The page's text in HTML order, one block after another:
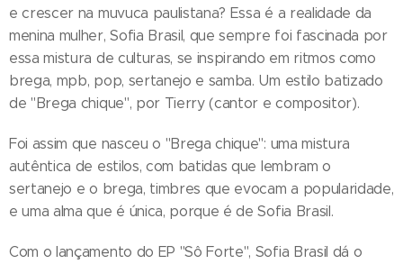
e crescer na muvuca paulistana? Essa é a realidade da
menina mulher, Sofia Brasil, que sempre foi fascinada por
essa mistura de culturas, se inspirando em ritmos como
brega, mpb, pop, sertanejo e samba. Um estilo batizado
de "Brega chique", por Tierry (cantor e compositor).
Foi assim que nasceu o "Brega chique": uma mistura
autêntica de estilos, com batidas que lembram o
sertanejo e o brega, timbres que evocam a popularidade,
e uma alma que é única, porque é de Sofia Brasil.
Com o lançamento do EP "Sô Forte", Sofia Brasil dá o